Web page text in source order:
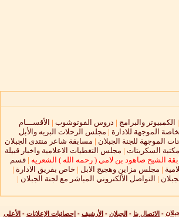
| الكمبيوتر والبرامج | دروس الفوتوشوب | الأقســـام
الموجهة للادارة | مجلس الرحلات البريه والأبل
الموجهة للجنة الجبلان | مسابقة شاعر منتدى الجبلان
مكتبة السكربتات | مجلس التغطيات الاعلامية واخبار قبيلة
الشيخ صاهود بن لامي ( رحمه الله ) الشعريه |قسم
| مجلس مزاين وهجيج الابل | خاص بفريق الادارة |
| التواصل الألكتروني المباشر مع لجنة الجبلان |
- الاتصال بنا - الجبلان - الأرشيف - إحصائيات الإعلانات - الأعلى